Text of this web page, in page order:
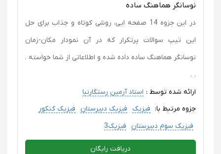
نوسانگر هماهنگ ساده
در این جزوه 14 صفحه ایی، روشی کوتاه و جذاب برای حل
این تیپ سوالات پرتکرار که در آن نمودار مکان-زمان
نوسانگر هماهنگ ساده داده شده و اطلاعاتی از شما خواسته .
. .
ارائه شده توسط : استاد آرمین رستگارنیا
جزوه مرتبط با: فیزیک فیزیک دبیرستان
فیزیک کنکور
فیزیک سوم دبیرستان
فیزیک3
دریافت رایگان